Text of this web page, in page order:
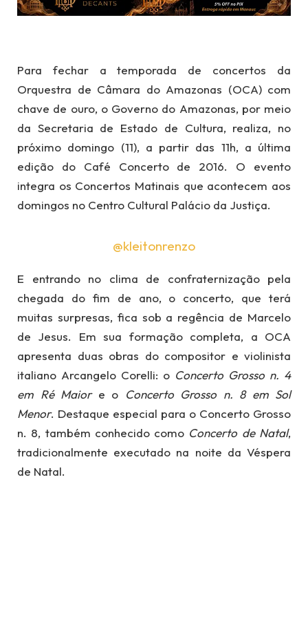
Para fechar a temporada de concertos da
Orquestra de Câmara do Amazonas (OCA) com
chave de ouro, o Governo do Amazonas, por meio
da Secretaria de Estado de Cultura, realiza, no
próximo domingo (11), a partir das 11h, a última
edição do Café Concerto de 2016. O evento
integra os Concertos Matinais que acontecem aos
domingos no Centro Cultural Palácio da Justiça.
@kleitonrenzo
E entrando no clima de confraternização pela
chegada do fim de ano, o concerto, que terá
muitas surpresas, fica sob a regência de Marcelo
de Jesus. Em sua formação completa, a OCA
apresenta duas obras do compositor e violinista
italiano Arcangelo Corelli: o Concerto Grosso n. 4
em Ré Maiore o Concerto Grosso n. 8 em Sol
Menor. Destaque especial para o Concerto Grosso
n. 8, também conhecido como Concerto de Natal,
tradicionalmente executado na noite da Véspera
de Natal.